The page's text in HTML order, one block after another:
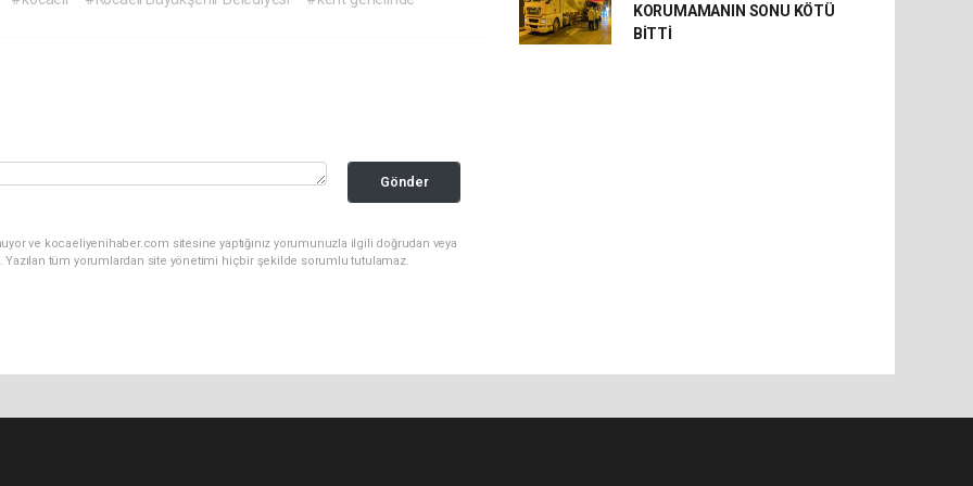
Gönder
ve kocaeliyenihaber.com sitesine yaptığınız yorumunuzla ilgili doğrudan veya
Yazılan tüm yorumlardan site yönetimi hiçbir şekilde sorumlu tutulamaz.
KORUMAMANIN SONU KÖTÜ
BİTTİ